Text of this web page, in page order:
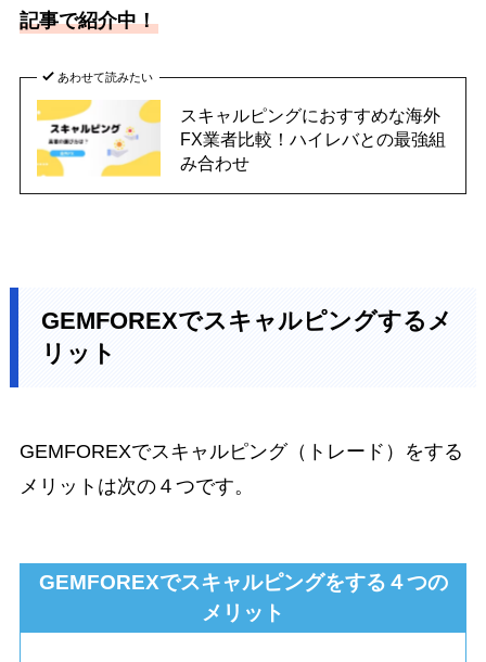
記事で紹介中！
あわせて読みたい
スキャルピングにおすすめな海外
FX業者比較！ハイレバとの最強組
み合わせ
GEMFOREXでスキャルピングするメ
リット
GEMFOREXでスキャルピング（トレード）をする
メリットは次の４つです。
GEMFOREXでスキャルピングをする４つの
メリット